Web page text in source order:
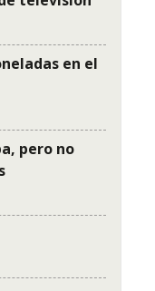
en el
pero no